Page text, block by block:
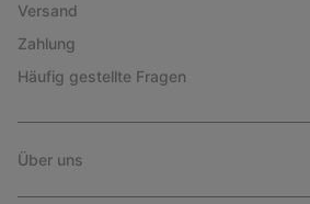
Versand
Zahlung
Häufig gestellte Fragen
Über uns